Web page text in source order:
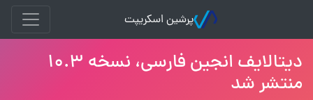
پرشین اسکریپت
دیتالایف انجین فارسی، نسخه ۱۰.۳
منتشر شد